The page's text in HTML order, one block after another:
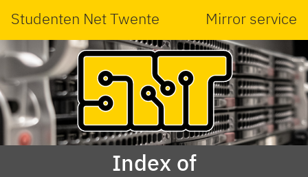
Studenten Net Twente Mirror service
Index of